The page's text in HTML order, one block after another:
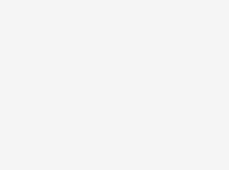
专院校学习。(优秀生可直